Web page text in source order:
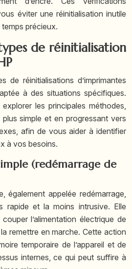
éviter une réinitialisation inutile
précieux.
de réinitialisation
de réinitialisations d’imprimantes
à des situations spécifiques.
les principales méthodes,
simple et en progressant vers
afin de vous aider à identifier
à vos besoins.
(redémarrage de
également appelée redémarrage,
rapide et la moins intrusive. Elle
l’alimentation électrique de
la remettre en marche. Cette action
temporaire de l’appareil et de
internes, ce qui peut suffire à